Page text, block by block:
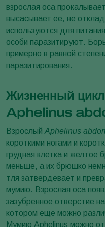
взрослая оса
высасывает ее, не
используются для
особи паразитируют.
примерно в равной
паразитирования.
Жизненный
Aphelinus
Взрослый Aphelinus
короткими ногами и
грудная клетка и
меньше, а их брюшко
тля затвердевает и
мумию. Взрослая оса
зазубренное отверстие
котором еще можно
Мумию Aphelinus можно